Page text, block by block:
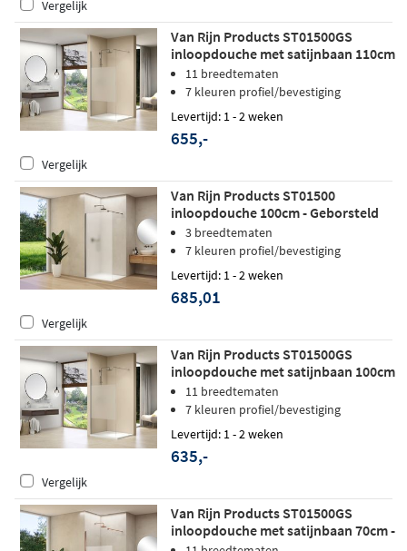
Vergelijk
Van Rijn Products ST01500GS
inloopdouche met satijnbaan 110cm
- Geborsteld RVS
11 breedtematen
7 kleuren profiel/bevestiging
Levertijd: 1 - 2 weken
655,-
Vergelijk
Van Rijn Products ST01500
inloopdouche 100cm - Geborsteld
gunmetal - Satijnglas
3 breedtematen
7 kleuren profiel/bevestiging
Levertijd: 1 - 2 weken
685,01
Vergelijk
Van Rijn Products ST01500GS
inloopdouche met satijnbaan 100cm
- Geborsteld RVS
11 breedtematen
7 kleuren profiel/bevestiging
Levertijd: 1 - 2 weken
635,-
Vergelijk
Van Rijn Products ST01500GS
inloopdouche met satijnbaan 70cm -
Geborsteld koper